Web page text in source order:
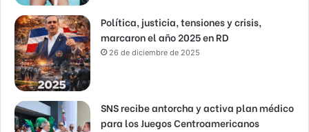
Política, justicia, tensiones y crisis,
marcaron el año 2025 en RD
26 de diciembre de 2025
SNS recibe antorcha y activa plan médico
para los Juegos Centroamericanos